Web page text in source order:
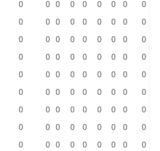
0 0 0 0 0 0 0 0
0
0 0 0 0 0 0 0 0
0
0 0 0 0 0 0 0 0
0
0 0 0 0 0 0 0 0
0
0 0 0 0 0 0 0 0
0
0 0 0 0 0 0 0 0
0
0 0 0 0 0 0 0 0
0
0 0 0 0 0 0 0 0
0
0 0 0 0 0 0 0 0
0